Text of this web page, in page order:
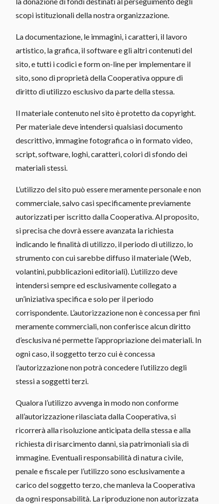
scopi istituzionali della nostra organizzazione.
La documentazione, le immagini, i caratteri, il lavoro
artistico, la grafica, il software e gli altri contenuti del
sito, e tutti i codici e form on-line per implementare il
sito, sono di proprietà della Cooperativa oppure di
diritto di utilizzo esclusivo da parte della stessa.
Il materiale contenuto nel sito è protetto da copyright.
Per materiale deve intendersi qualsiasi documento
descrittivo, immagine fotografica o in formato video,
script, software, loghi, caratteri, colori di sfondo dei
materiali stessi.
L’utilizzo del sito può essere meramente personale e non
commerciale, salvo casi specificamente previamente
autorizzati per iscritto dalla Cooperativa. Al proposito,
si precisa che dovrà essere avanzata la richiesta
indicando le finalità di utilizzo, il periodo di utilizzo, lo
strumento con cui sarebbe diffuso il materiale (Web,
volantini, pubblicazioni editoriali). L’utilizzo deve
intendersi sempre ed esclusivamente collegato a
un’iniziativa specifica e solo per il periodo
corrispondente. L’autorizzazione non è concessa per fini
meramente commerciali, non conferisce alcun diritto
d’esclusiva né permette l’appropriazione dei materiali. In
ogni caso, il soggetto terzo cui è concessa
l’autorizzazione non potrà concedere l’utilizzo degli
stessi a soggetti terzi.
Qualora l’utilizzo avvenga in modo non conforme
all’autorizzazione rilasciata dalla Cooperativa, si
ricorrerà alla risoluzione anticipata della stessa e alla
richiesta di risarcimento danni, sia patrimoniali sia di
immagine. Eventuali responsabilità di natura civile,
penale e fiscale per l’utilizzo sono esclusivamente a
carico del soggetto terzo, che manleva la Cooperativa
da ogni responsabilità. La riproduzione non autorizzata